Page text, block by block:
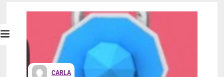
CARLA